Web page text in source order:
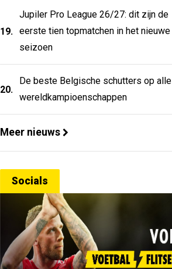
19.
Jupiler Pro League 26/27: dit zijn de
eerste tien topmatchen in het nieuwe
seizoen
20.
De beste Belgische schutters op alle
wereldkampioenschappen
Meer nieuws
Socials